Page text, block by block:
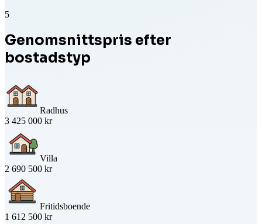
5
Genomsnittspris efter
bostadstyp
Radhus
3 425 000 kr
Villa
2 690 500 kr
Fritidsboende
1 612 500 kr